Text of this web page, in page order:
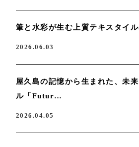
筆と水彩が生む上質テキスタイ
2026.06.03
屋久島の記憶から生まれた、未
ル「Futur…
2026.04.05